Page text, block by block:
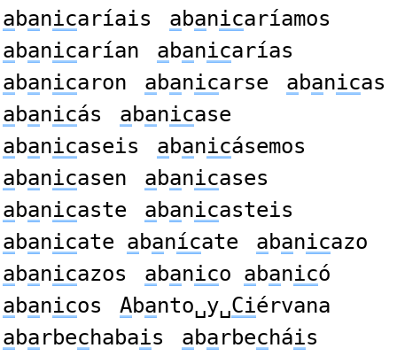
abanicaríais abanicaríamos
abanicarían abanicarías
abanicaron abanicarse abanicas
abanicás abanicase
abanicaseis abanicásemos
abanicasen abanicases
abanicaste abanicasteis
abanicate abanícate abanicazo
abanicazos abanico abanicó
abanicos Abanto␣y␣Ciérvana
abarbechabais abarbecháis